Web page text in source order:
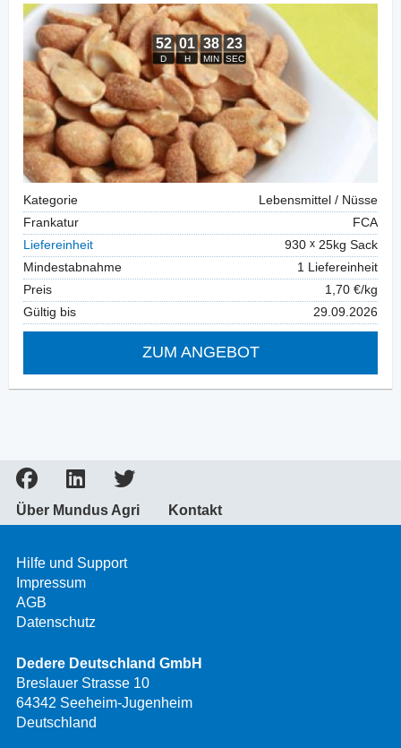
Kategorie
Lebensmittel / Nüsse
Frankatur
FCA
Liefereinheit
930
25kg Sack
Mindestabnahme
1 Liefereinheit
Preis
1,70 €/kg
Gültig bis
29.09.2026
ZUM ANGEBOT
Über Mundus Agri Kontakt
Hilfe und Support
Impressum
AGB
Datenschutz
Dedere Deutschland GmbH
Breslauer Strasse 10
64342 Seeheim-Jugenheim
Deutschland